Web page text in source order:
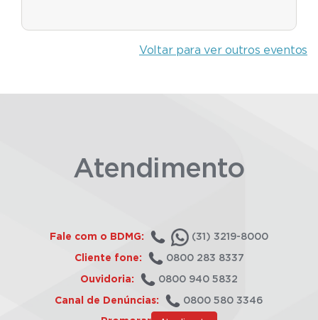
Voltar para ver outros eventos
Atendimento
Fale com o BDMG: (31) 3219-8000
Cliente fone: 0800 283 8337
Ouvidoria: 0800 940 5832
Canal de Denúncias: 0800 580 3346